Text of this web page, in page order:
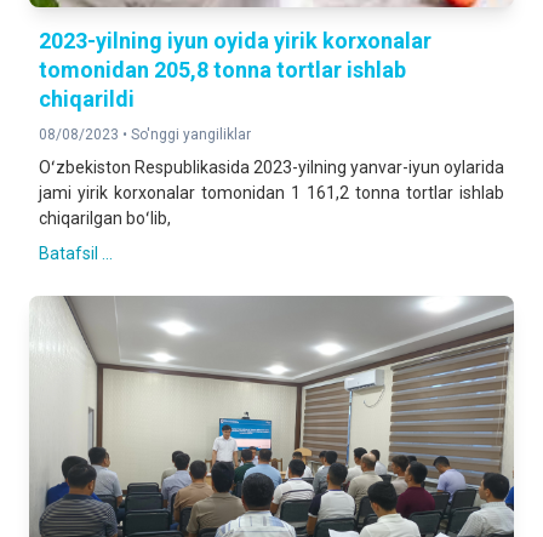
2023-yilning iyun oyida yirik korxonalar
tomonidan 205,8 tonna tortlar ishlab
chiqarildi
08/08/2023 • So'nggi yangiliklar
Oʻzbekiston Respublikasida 2023-yilning yanvar-iyun oylarida
jami yirik korxonalar tomonidan 1 161,2 tonna tortlar ishlab
chiqarilgan boʻlib,
Batafsil ...